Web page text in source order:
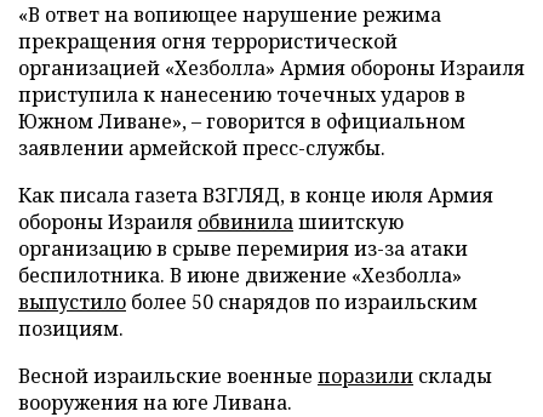
«В ответ на вопиющее нарушение режима
прекращения огня террористической
организацией «Хезболла» Армия обороны Израиля
приступила к нанесению точечных ударов в
Южном Ливане», – говорится в официальном
заявлении армейской пресс-службы.
Как писала газета ВЗГЛЯД, в конце июля Армия
обороны Израиля обвинилашиитскую
организацию в срыве перемирия из-за атаки
беспилотника. В июне движение «Хезболла»
выпустило более 50 снарядов по израильским
позициям.
Весной израильские военные поразили склады
вооружения на юге Ливана.